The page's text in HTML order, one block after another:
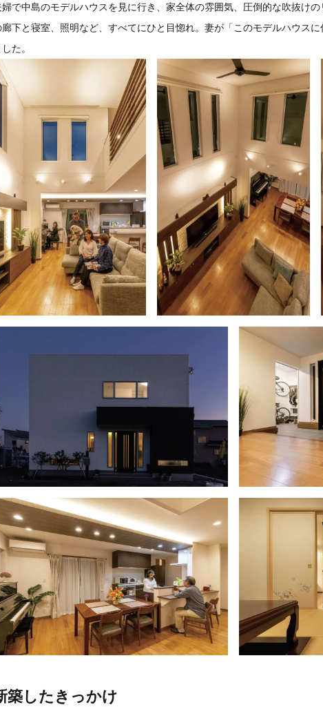
婦で中島のモデルハウスを見に行き、家全体の雰囲気、圧倒的な吹抜け
廊下と寝室、照明など、すべてにひと目惚れ。妻が「このモデルハウス
した。
築したきっかけ